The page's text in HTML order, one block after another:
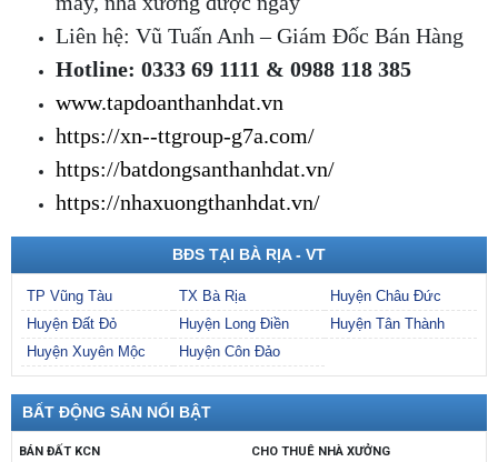
Liên hệ: Vũ Tuấn Anh – Giám Đốc Bán Hàng
Hotline: 0333 69 1111 & 0988 118 385
www.tapdoanthanhdat.vn
https://xn--ttgroup-g7a.com/
https://batdongsanthanhdat.vn/
https://nhaxuongthanhdat.vn/
BĐS TẠI BÀ RỊA - VT
TP Vũng Tàu TX Bà Rịa
Huyện Châu Đức
Huyện Đất Đỏ
Huyện Long Điền
Huyện Tân Thành
Huyện Xuyên Mộc
Huyện Côn Đảo
BẤT ĐỘNG SẢN NỔI BẬT
BÁN ĐẤT KCN CHO THUÊ NHÀ XƯỞNG